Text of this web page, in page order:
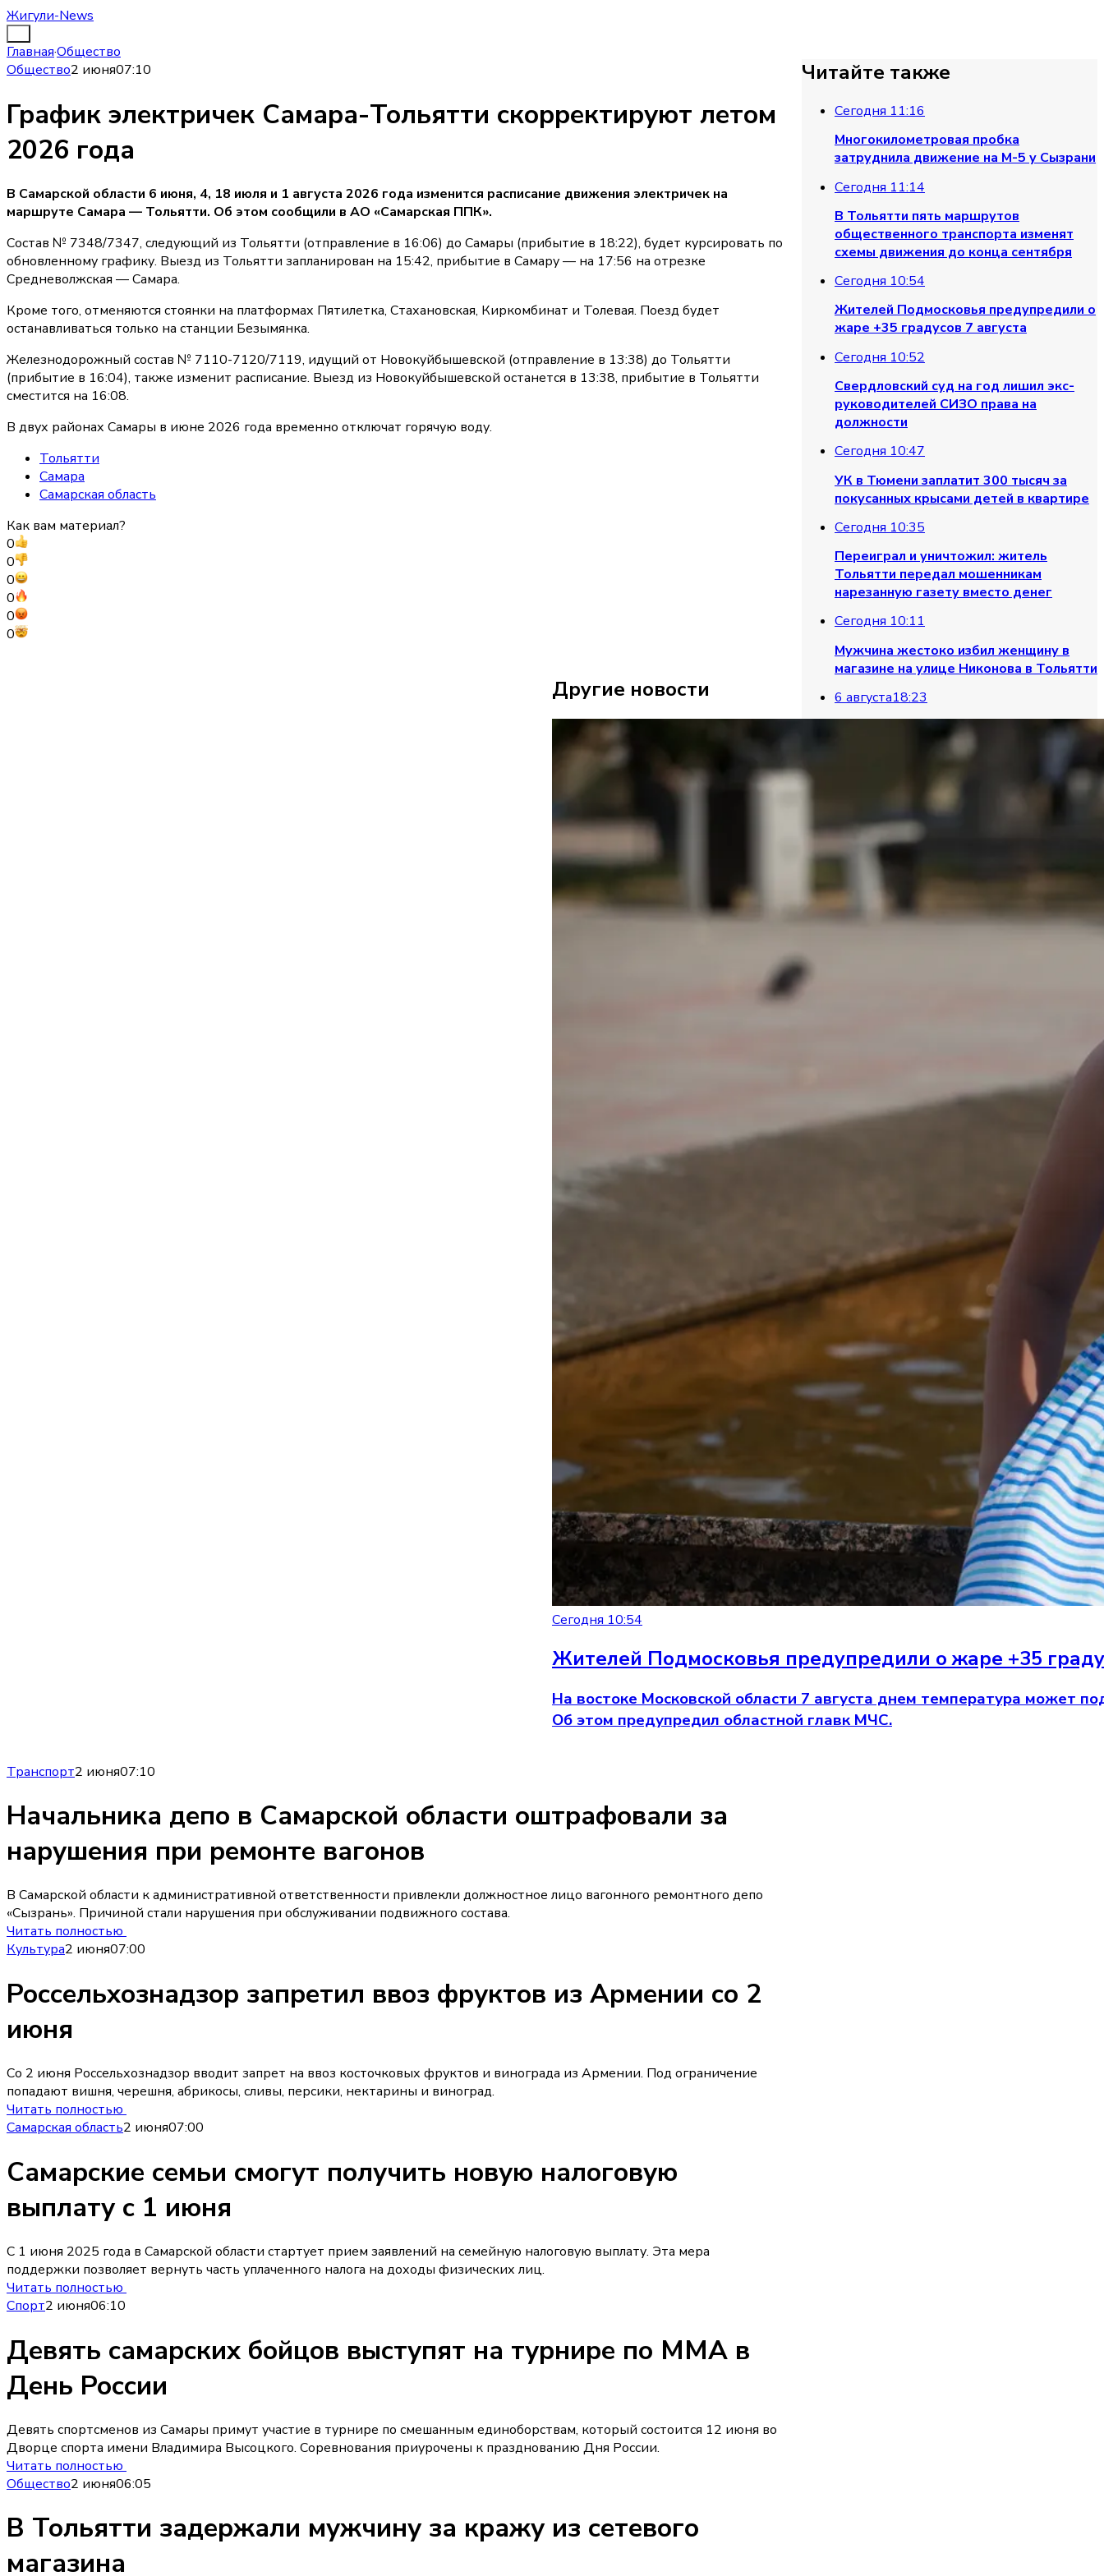
Жигули-News
Главная·Общество
Общество2 июня07:10
График электричек Самара-Тольятти скорректируют летом
2026 года
В Самарской области 6 июня, 4, 18 июля и 1 августа 2026 года изменится расписание движения электричек на
маршруте Самара — Тольятти. Об этом сообщили в АО «Самарская ППК».
Состав № 7348/7347, следующий из Тольятти (отправление в 16:06) до Самары (прибытие в 18:22), будет курсировать по
обновленному графику. Выезд из Тольятти запланирован на 15:42, прибытие в Самару — на 17:56 на отрезке
Средневолжская — Самара.
Кроме того, отменяются стоянки на платформах Пятилетка, Стахановская, Киркомбинат и Толевая. Поезд будет
останавливаться только на станции Безымянка.
Железнодорожный состав № 7110-7120/7119, идущий от Новокуйбышевской (отправление в 13:38) до Тольятти
(прибытие в 16:04), также изменит расписание. Выезд из Новокуйбышевской останется в 13:38, прибытие в Тольятти
сместится на 16:08.
В двух районах Самары в июне 2026 года временно отключат горячую воду.
Тольятти
Самара
Самарская область
Как вам материал?
0
0
0
0
0
0
Читайте также
Сегодня 11:16
Многокилометровая пробка
затруднила движение на М-5 у Сызрани
Сегодня 11:14
В Тольятти пять маршрутов
общественного транспорта изменят
схемы движения до конца сентября
Сегодня 10:54
Жителей Подмосковья предупредили о
жаре +35 градусов 7 августа
Сегодня 10:52
Свердловский суд на год лишил экс-
руководителей СИЗО права на
должности
Сегодня 10:47
УК в Тюмени заплатит 300 тысяч за
покусанных крысами детей в квартире
Сегодня 10:35
Переиграл и уничтожил: житель
Тольятти передал мошенникам
нарезанную газету вместо денег
Сегодня 10:11
Мужчина жестоко избил женщину в
магазине на улице Никонова в Тольятти
6 августа18:23
Кадырова зарегистрировали
кандидатом на пост главы Чеченской
Боец СВО выжил после удара молнии и
отбился от медведя на Алтае
6 августа
В Черногории подтвердили личность
погибшего россиянина
Другие новости
Сегодня 10:54
Жителей Подмосковья предупредили о жаре +35
На востоке Московской области 7 августа днем температура может
Об этом предупредил областной главк МЧС.
Транспорт2 июня07:10
Начальника депо в Самарской области оштрафовали за
нарушения при ремонте вагонов
В Самарской области к административной ответственности привлекли должностное лицо вагонного ремонтного депо
«Сызрань». Причиной стали нарушения при обслуживании подвижного состава.
Читать полностью
Культура2 июня07:00
Россельхознадзор запретил ввоз фруктов из Армении со 2
июня
Со 2 июня Россельхознадзор вводит запрет на ввоз косточковых фруктов и винограда из Армении. Под ограничение
попадают вишня, черешня, абрикосы, сливы, персики, нектарины и виноград.
Читать полностью
Самарская область2 июня07:00
Самарские семьи смогут получить новую налоговую
выплату с 1 июня
С 1 июня 2025 года в Самарской области стартует прием заявлений на семейную налоговую выплату. Эта мера
поддержки позволяет вернуть часть уплаченного налога на доходы физических лиц.
Читать полностью
Спорт2 июня06:10
Девять самарских бойцов выступят на турнире по ММА в
День России
Девять спортсменов из Самары примут участие в турнире по смешанным единоборствам, который состоится 12 июня во
Дворце спорта имени Владимира Высоцкого. Соревнования приурочены к празднованию Дня России.
Читать полностью
Общество2 июня06:05
В Тольятти задержали мужчину за кражу из сетевого
магазина